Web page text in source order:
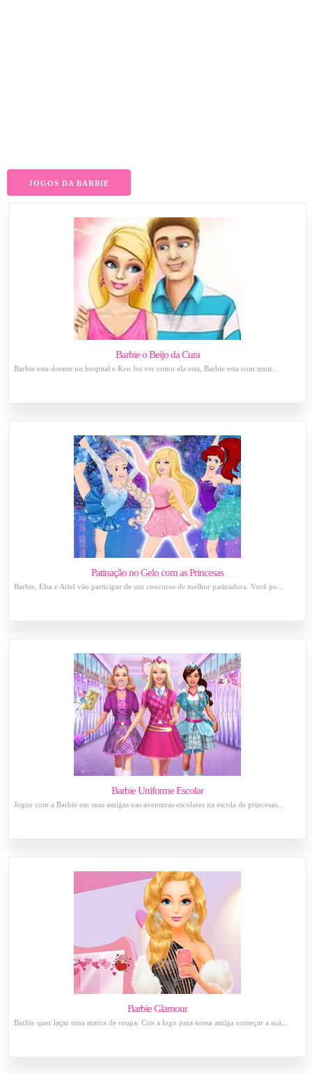
JOGOS DA BARBIE
Barbie o Beijo da Cura
Barbie esta doente no hospital e Ken foi ver como ela esta, Barbie esta com muit...
Patinação no Gelo com as Princesas
Barbie, Elsa e Ariel vão participar de um concurso de melhor patinadora. Você po...
Barbie Uniforme Escolar
Jogue com a Barbie em suas amigas nas aventuras escolares na escola de princesas...
Barbie Glamour
Barbie quer laçar uma marca de roupa. Crie a logo para nossa amiga começar a sua...